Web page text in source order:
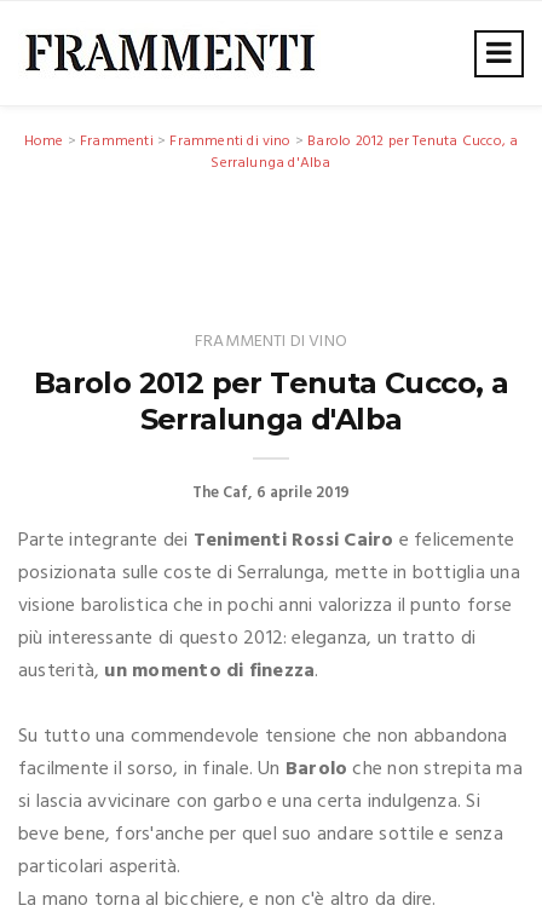
Home > Frammenti > Frammenti di vino > Barolo 2012 per Tenuta Cucco, a
Serralunga d'Alba
FRAMMENTI DI VINO
Barolo 2012 per Tenuta Cucco, a
Serralunga d'Alba
The Caf 6 aprile 2019
Parte integrante dei Tenimenti Rossi Cairo e felicemente
posizionata sulle coste di Serralunga, mette in bottiglia una
visione barolistica che in pochi anni valorizza il punto forse
più interessante di questo 2012: eleganza, un tratto di
austerità, un momento di finezza.
Su tutto una commendevole tensione che non abbandona
facilmente il sorso, in finale. Un Baroloche non strepita ma
si lascia avvicinare con garbo e una certa indulgenza. Si
beve bene, fors'anche per quel suo andare sottile e senza
particolari asperità.
La mano torna al bicchiere, e non c'è altro da dire.